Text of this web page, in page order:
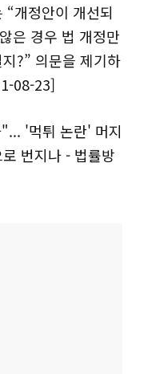
개정안이 개선되
은 경우 법 개정만
?” 의문을 제기하
08-23]
'먹튀 논란' 머지
번지나 - 법률방